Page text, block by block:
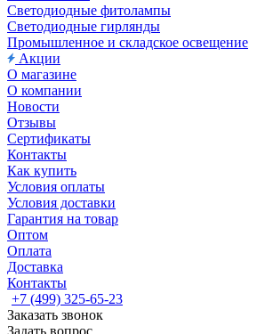
Светодиодные фитолампы
Светодиодные гирлянды
Промышленное и складское освещение
Акции
О магазине
О компании
Новости
Отзывы
Сертификаты
Контакты
Как купить
Условия оплаты
Условия доставки
Гарантия на товар
Оптом
Оплата
Доставка
Контакты
+7 (499) 325-65-23
Заказать звонок
Задать вопрос